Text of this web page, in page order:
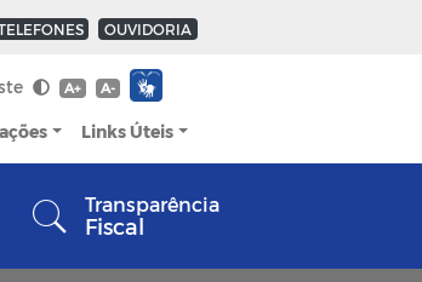
OUVIDORIA
A+ A-
Links Úteis
Transparência
Fiscal